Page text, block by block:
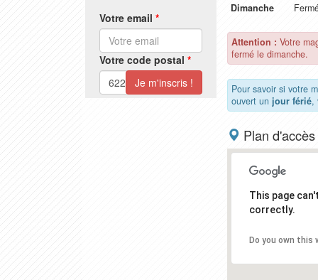
Votre email *
Votre code postal *
Dimanche
Attention : Votre
fermé le dimanche.
Pour savoir si votre
ouvert un jour férié,
Plan d'accès
This page
correctly.
Do you own this